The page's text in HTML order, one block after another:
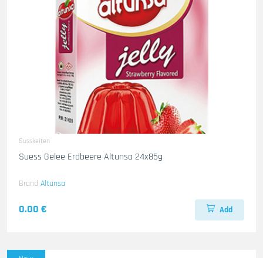
Susskeiten
Suess Gelee Erdbeere Altunsa 24x85g
Brand Altunsa
0.00 € Add